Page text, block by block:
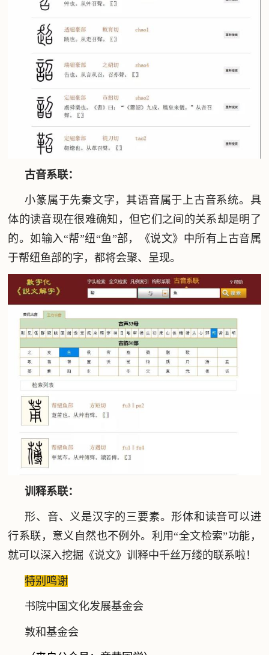
古音系联：
小篆属于先秦文字，其语音属于上古音系统。具
体的读音现在很难确知，但它们之间的关系却是明了
的。如输入“帮”纽“鱼”部，《说文》中所有上古音属
于帮纽鱼部的字，都将会聚、呈现。
训释系联：
形、音、义是汉字的三要素。形体和读音可以进
行系联，意义自然也不例外。利用“全文检索”功能，
就可以深入挖掘《说文》训释中千丝万缕的联系啦！
特别鸣谢
书院中国文化发展基金会
敦和基金会